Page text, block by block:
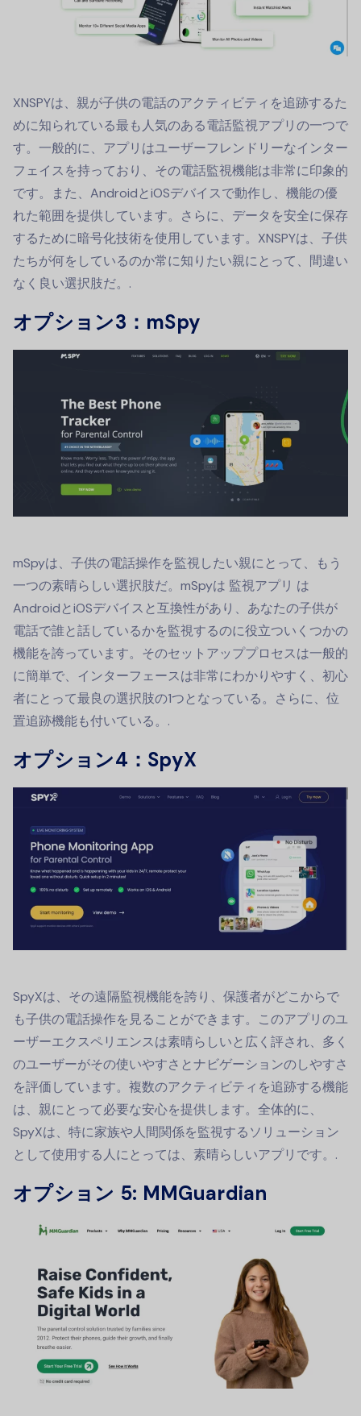
XNSPYは、親が子供の電話のアクティビティを追跡するた
めに知られている最も人気のある電話監視アプリの一つで
す。一般的に、アプリはユーザーフレンドリーなインター
フェイスを持っており、その電話監視機能は非常に印象的
です。また、AndroidとiOSデバイスで動作し、機能の優
れた範囲を提供しています。さらに、データを安全に保存
するために暗号化技術を使用しています。XNSPYは、子供
たちが何をしているのか常に知りたい親にとって、間違い
なく良い選択肢だ。.
オプション3：mSpy
mSpyは、子供の電話操作を監視したい親にとって、もう
一つの素晴らしい選択肢だ。mSpyは 監視アプリ は
AndroidとiOSデバイスと互換性があり、あなたの子供が
電話で誰と話しているかを監視するのに役立ついくつかの
機能を誇っています。そのセットアッププロセスは一般的
に簡単で、インターフェースは非常にわかりやすく、初心
者にとって最良の選択肢の1つとなっている。さらに、位
置追跡機能も付いている。.
オプション4：SpyX
SpyXは、その遠隔監視機能を誇り、保護者がどこからで
も子供の電話操作を見ることができます。このアプリのユ
ーザーエクスペリエンスは素晴らしいと広く評され、多く
のユーザーがその使いやすさとナビゲーションのしやすさ
を評価しています。複数のアクティビティを追跡する機能
は、親にとって必要な安心を提供します。全体的に、
SpyXは、特に家族や人間関係を監視するソリューション
として使用する人にとっては、素晴らしいアプリです。.
オプション 5: MMGuardian